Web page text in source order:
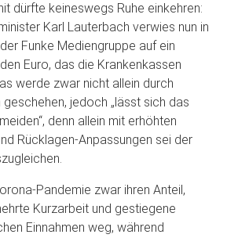
dürfte keineswegs Ruhe einkehren:
Karl Lauterbach verwies nun in
Funke Mediengruppe auf ein
Euro, das die Krankenkassen
werde zwar nicht allein durch
jedoch „lässt sich das
denn allein mit erhöhten
Rücklagen-Anpassungen sei der
Pandemie zwar ihren Anteil,
Kurzarbeit und gestiegene
Einnahmen weg, während